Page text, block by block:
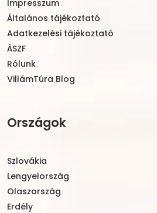
Impresszum
Általános tájékoztató
Adatkezelési tájékoztató
ÁSZF
Rólunk
VillámTúra Blog
Országok
Szlovákia
Lengyelország
Olaszország
Erdély